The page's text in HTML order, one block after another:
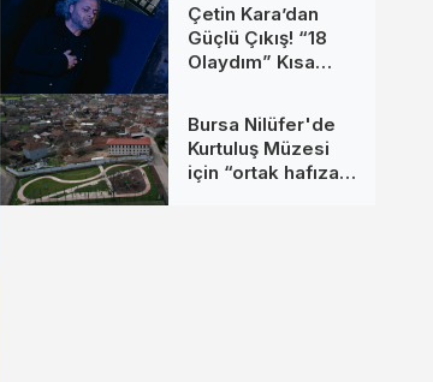
Çetin Kara’dan
Güçlü Çıkış! “18
Olaydım” Kısa
Ulaştı
Bursa Nilüfer'de
Kurtuluş Müzesi
için “ortak hafıza”